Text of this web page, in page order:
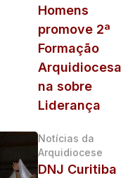
Homens
promove 2ª
Formação
Arquidiocesa
na sobre
Liderança
Notícias da
Arquidiocese
DNJ Curitiba